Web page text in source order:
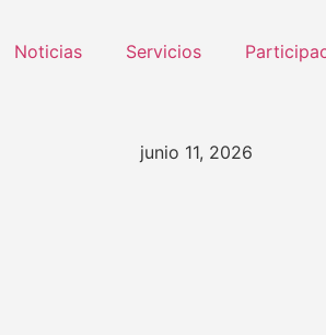
Noticias Servicios
junio 11, 2026